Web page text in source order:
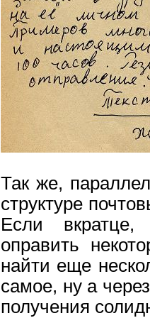
Так же,
структуре
Если вкратце,
оправить
найти еще
самое, ну а
получения